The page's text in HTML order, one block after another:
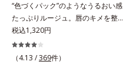
肌をいたわる保湿成分をたっぷり配
合しました。肌にやさしいだけでな
く、毛穴や凸凹、赤みをカバーし
て、自然な陶器肌を叶えます。*1
乾燥など*2 すべての人に皮膚刺激
“色づくパック”のようなうるおい感
たっぷりルージュ。唇のキメを整え
リップの土台をつくり鮮やかな発色
を叶えます。唇にたっぷりうるおい
を与えながら鮮やかに色づく、スキ
税込1,320円
（4.13 /369件）